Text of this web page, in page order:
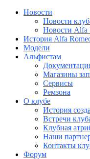
Новости
Новости
Новости Alfa
История Alfa
Модели
Альфистам
Магазины
Сервисы
Ремзона
О клубе
История
Встречи
Клубная
Наши
Контакты
Форум